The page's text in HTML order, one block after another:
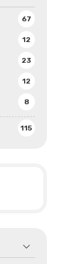
115
67
12
23
12
8